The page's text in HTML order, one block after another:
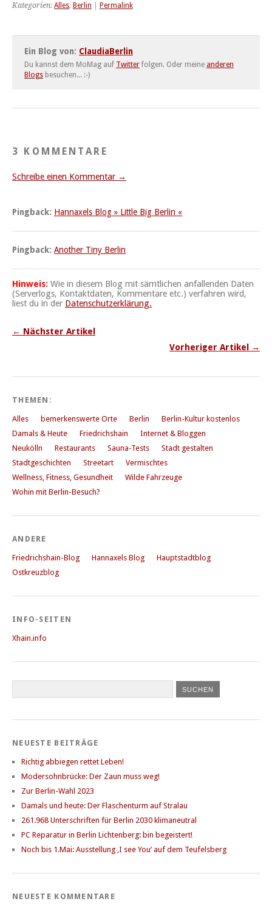
Kategorien: Alles, Berlin Permalink
Ein Blog von: ClaudiaBerlin
Du kannst dem MoMag auf Twitter folgen. Oder meine anderen
Blogs besuchen... :-)
3 KOMMENTARE
Schreibe einen Kommentar →
Pingback: Hannaxels Blog » Little Big Berlin «
Pingback: Another Tiny Berlin
Hinweis: Wie in diesem Blog mit sämtlichen anfallenden Daten
(Serverlogs, Kontaktdaten, Kommentare etc.) verfahren wird,
liest du in der Datenschutzerklärung.
← Nächster Artikel
Vorheriger Artikel →
THEMEN:
Alles bemerkenswerte Orte Berlin
Berlin-Kultur kostenlos
Damals & Heute
Friedrichshain
Internet & Bloggen
Neukölln
Restaurants Sauna-Tests
Stadt gestalten
Stadtgeschichten
Streetart
Vermischtes
Wellness, Fitness, Gesundheit
Wilde Fahrzeuge
Wohin mit Berlin-Besuch?
ANDERE
Friedrichshain-Blog Hannaxels Blog
Hauptstadtblog
Ostkreuzblog
INFO-SEITEN
Xhain.info
NEUESTE BEITRÄGE
Richtig abbiegen rettet Leben!
Modersohnbrücke: Der Zaun muss weg!
Zur Berlin-Wahl 2023
Damals und heute: Der Flaschenturm auf Stralau
261.968 Unterschriften für Berlin 2030 klimaneutral
PC Reparatur in Berlin Lichtenberg: bin begeistert!
Noch bis 1.Mai: Ausstellung ‚I see You‘ auf dem Teufelsberg
NEUESTE KOMMENTARE